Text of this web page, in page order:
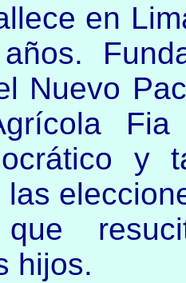
en
Nuevo
y
las
que
hijos.